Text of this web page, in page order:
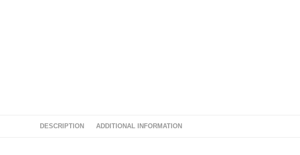
DESCRIPTION ADDITIONAL INFORMATION